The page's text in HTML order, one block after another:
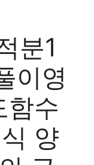
분1
이영
함수
양